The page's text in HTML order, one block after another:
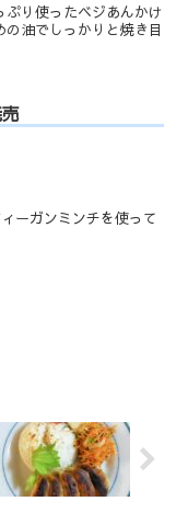
り使ったベジあんかけ
油でしっかりと焼き目
ーガンミンチを使って